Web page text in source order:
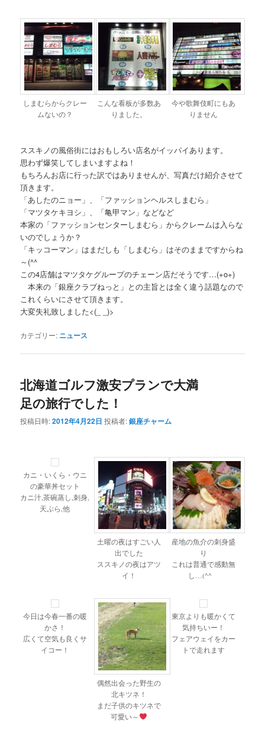
しまむらからクレー
ムないの？
こんな看板が多数あ
りました。
今や歌舞伎町にもあ
りません
ススキノの風俗街にはおもしろい店名がイッパイあります。
思わず爆笑してしまいますよね！
もちろんお店に行った訳ではありませんが、写真だけ紹介させて
頂きます。
「あしたのニョー」、「ファッションヘルスしまむら」
「マツタケキヨシ」、「亀甲マン」などなど
本家の「ファッションセンターしまむら」からクレームは入らな
いのでしょうか？
「キッコーマン」はまだしも「しまむら」はそのままですからね
～(^^ゞ
この4店舗はマツタケグループのチェーン店だそうです…(+o+)
本来の「銀座クラブねっと」との主旨とは全く違う話題なので
これくらいにさせて頂きます。
大変失礼致しました<(_ _)>
カテゴリー: ニュース
北海道ゴルフ激安プランで大満
足の旅行でした！
投稿日時:2012年4月22日 投稿者:銀座チャーム
カニ・いくら・ウニ
の豪華丼セット
カニ汁,茶碗蒸し,刺身,
天ぷら,他
土曜の夜はすごい人
出でした
ススキノの夜はアツ
イ！
産地の魚介の刺身盛
り
これは普通で感動無
し…(^^ゞ
今日は今春一番の暖
かさ！
広くて空気も良くサ
イコー！
偶然出会った野生の
北キツネ！
まだ子供のキツネで
可愛い～
東京よりも暖かくて
気持ちいー！
フェアウェイをカー
トで走れます